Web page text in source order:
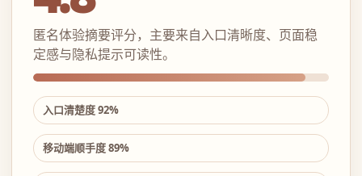
匿名体验摘要评分，主要来自入口清晰度、页面稳
定感与隐私提示可读性。
入口清楚度 92%
移动端顺手度 89%